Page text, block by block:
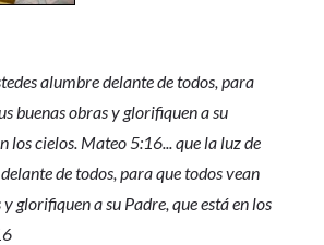
alumbre delante de todos, para
buenas obras y glorifiquen a su
los cielos. Mateo 5:16... que la luz de
de todos, para que todos vean
glorifiquen a su Padre, que está en los